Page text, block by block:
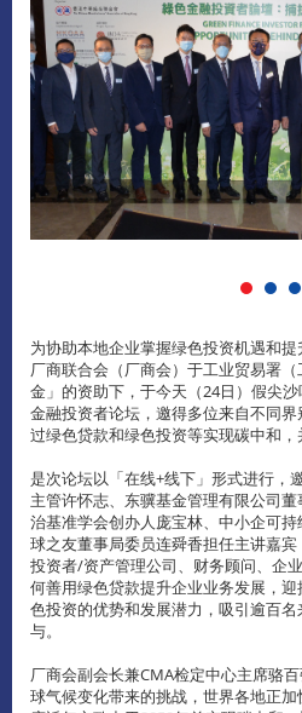
为协助本地企业掌握绿色投资机遇和
厂商联合会（厂商会）于工业贸易署
金」的资助下，于今天（24日）假尖
金融投资者论坛，邀得多位来自不同
过绿色贷款和绿色投资等实现碳中和，
是次论坛以「在线+线下」形式进行，
主管许怀志、东骥基金管理有限公司
治基准学会创办人庞宝林、中小企可
球之友董事局委员连舜香担任主讲嘉宾
投资者/资产管理公司、财务顾问、企
何善用绿色贷款提升企业业务发展，
色投资的优势和发展潜力，吸引逾百
与。
厂商会副会长兼CMA检定中心主席骆
球气候变化带来的挑战，世界各地正